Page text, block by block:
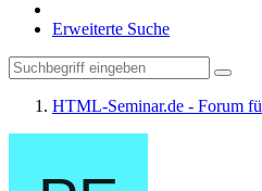
Erweiterte Suche
HTML-Seminar.de - Forum